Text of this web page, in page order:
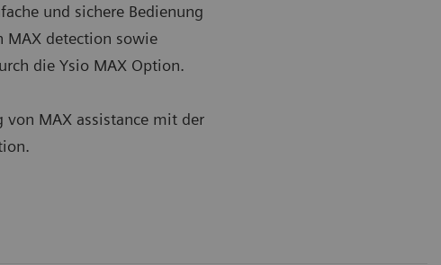
und sichere Bedienung
MAX detection sowie
die Ysio MAX Option.
von MAX assistance mit der